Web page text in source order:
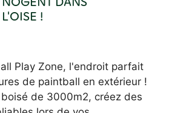
L'OISE !
Play Zone, l'endroit parfait
de paintball en extérieur !
de 3000m2, créez des